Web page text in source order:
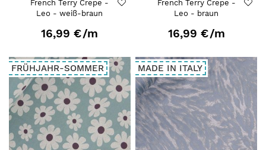
French Terry Crepe -
Leo - weiß-braun
16,99 €/m
French Terry Crepe -
Leo - braun
16,99 €/m
FRÜHJAHR-SOMMER MADE IN ITALY